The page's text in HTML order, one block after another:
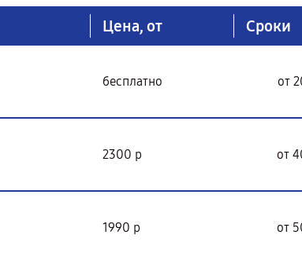
Цена, от Сроки
бесплатно от
2300 р от
1990 р от